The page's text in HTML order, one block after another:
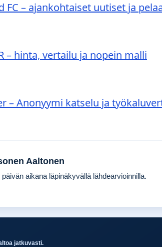
FC – ajankohtaiset uutiset ja
– hinta, vertailu ja nopein malli
– Anonyymi katselu ja
Aaltonen
aikana läpinäkyvällä lähdearvioinnilla.
jatkuvasti.